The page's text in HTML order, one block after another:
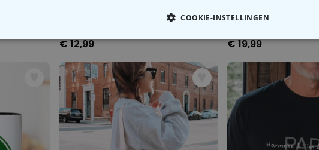
€ 12,99
€ 19,99
COOKIE-INSTELLINGEN
NOODZAKELIJK PERFORMANCE